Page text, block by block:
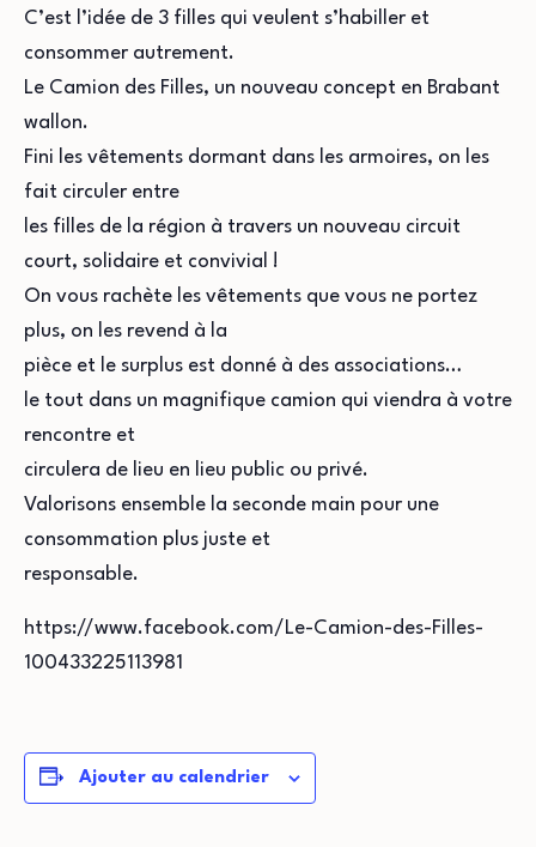
C’est l’idée de 3 filles qui veulent s’habiller et
consommer autrement.
Le Camion des Filles, un nouveau concept en Brabant
wallon.
Fini les vêtements dormant dans les armoires, on les
fait circuler entre
les filles de la région à travers un nouveau circuit
court, solidaire et convivial !
On vous rachète les vêtements que vous ne portez
plus, on les revend à la
pièce et le surplus est donné à des associations…
le tout dans un magnifique camion qui viendra à votre
rencontre et
circulera de lieu en lieu public ou privé.
Valorisons ensemble la seconde main pour une
consommation plus juste et
responsable.
https://www.facebook.com/Le-Camion-des-Filles-
100433225113981
Ajouter au calendrier